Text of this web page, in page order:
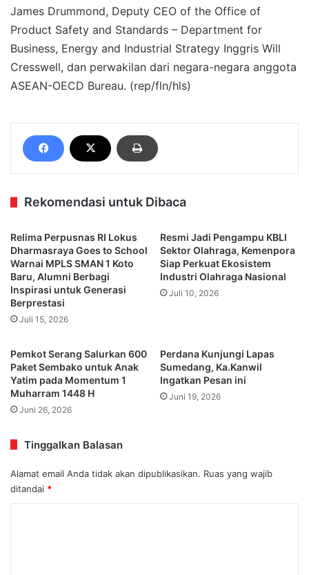
James Drummond, Deputy CEO of the Office of
Product Safety and Standards – Department for
Business, Energy and Industrial Strategy Inggris Will
Cresswell, dan perwakilan dari negara-negara anggota
ASEAN-OECD Bureau. (rep/fln/hls)
Rekomendasi untuk Dibaca
Relima Perpusnas RI Lokus
Dharmasraya Goes to School
Warnai MPLS SMAN 1 Koto
Baru, Alumni Berbagi
Inspirasi untuk Generasi
Berprestasi
Juli 15, 2026
Resmi Jadi Pengampu KBLI
Sektor Olahraga, Kemenpora
Siap Perkuat Ekosistem
Industri Olahraga Nasional
Juli 10, 2026
Pemkot Serang Salurkan 600
Paket Sembako untuk Anak
Yatim pada Momentum 1
Muharram 1448 H
Juni 26, 2026
Perdana Kunjungi Lapas
Sumedang, Ka.Kanwil
Ingatkan Pesan ini
Juni 19, 2026
Tinggalkan Balasan
Alamat email Anda tidak akan dipublikasikan. Ruas yang wajib
ditandai *